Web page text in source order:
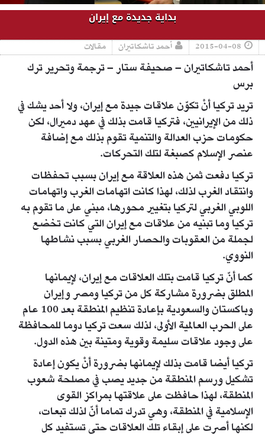
بداية جديدة مع إيران
2015-04-08 أحمد تاشكاتيران مقالات
أحمد تاشكاتيران – صحيفة ستار – ترجمة وتحرير ترك
برس
تريد تركيا أنْ تكوّن علاقات جيدة مع إيران، ولا أحد يشك في
ذلك من الإيرانيين، فتركيا قامت بذلك في عهد دميرال، لكن
حكومات حزب العدالة والتنمية تقوم بذلك مع إضافة
عنصر الإسلام كصبغة لتلك التحركات.
تركيا دفعت ثمن هذه العلاقة مع إيران بسبب تحفظات
وانتقاد الغرب لذلك، لهذا كانت اتهامات الغرب واتهامات
اللوبي الغربي لتركيا بتغيير محورها، مبني على ما تقوم به
تركيا وما تبنيه من علاقات مع إيران التي كانت تخضع
لجملة من العقوبات والحصار الغربي بسبب نشاطها
النووي.
كما أنّ تركيا قامت بتلك العلاقات مع إيران، لإيمانها
المطلق بضرورة مشاركة كل من تركيا ومصر وإيران
وباكستان والسعودية بإعادة تنظيم المنطقة بعد 100 عام
على الحرب العالمية الأولى، لذلك سعت تركيا دوما للمحافظة
على وجود علاقات سليمة وقوية ومتينة بين هذه الدول.
تركيا أيضا قامت بذلك لإيمانها بضرورة أنْ يكون إعادة
تشكيل ورسم المنطقة من جديد يصب في مصلحة شعوب
المنطقة، لهذا حافظت على علاقتها بمراكز القوى
الإسلامية في المنطقة، وهي تدرك تماما أنّ لذلك تبعات،
لكنها أصرت على إبقاء تلك العلاقات حتى تستفيد كل